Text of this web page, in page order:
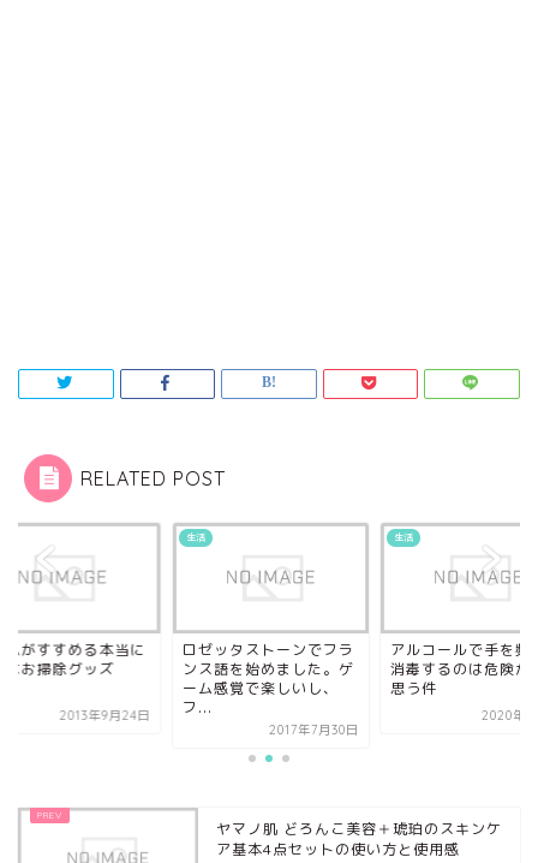
RELATED POST
忍がすすめる本当に
なお掃除グッズ
2013年9月24日
生活
ロゼッタストーンでフラ
ンス語を始めました。ゲ
ーム感覚で楽しいし、
フ...
2017年7月30日
生活
アルコールで手を頻
消毒するのは危険か
思う件
2020年4
ヤマノ肌 どろんこ美容＋琥珀のスキンケ
ア基本4点セットの使い方と使用感